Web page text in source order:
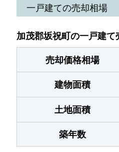
一戸建ての売却相場
加茂郡坂祝町の一戸建て
売却価格相場
建物面積
土地面積
築年数